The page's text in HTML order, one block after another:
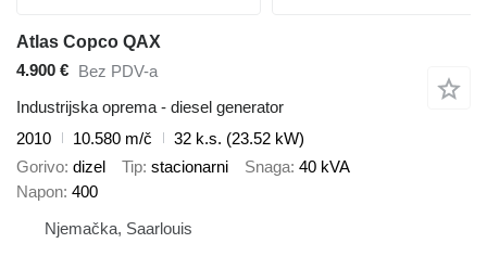
Atlas Copco QAX
4.900 € Bez PDV-a
Industrijska oprema - diesel generator
2010
10.580 m/č
32 k.s. (23.52 kW)
Gorivo dizel Tip stacionarni Snaga 40 kVA
Napon 400
Njemačka, Saarlouis